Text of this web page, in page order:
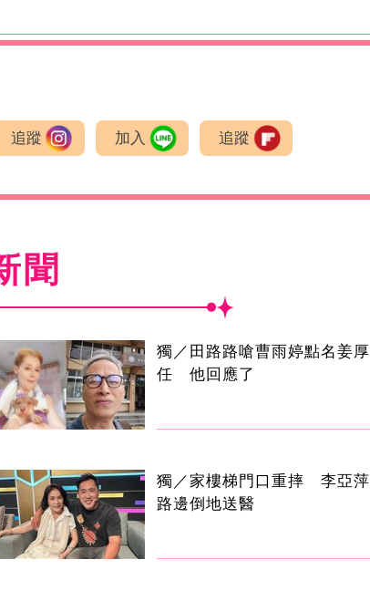
追蹤 加入 追蹤
聞
獨／田路路嗆曹雨婷點名姜厚
任 他回應了
獨／家樓梯門口重摔 李亞萍
路邊倒地送醫